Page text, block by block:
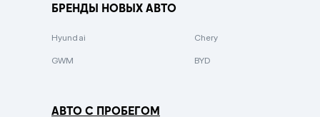
Зеленый металлик
БРЕНДЫ НОВЫХ АВТО
Hyundai Chery
GWM BYD
АВТО С ПРОБЕГОМ